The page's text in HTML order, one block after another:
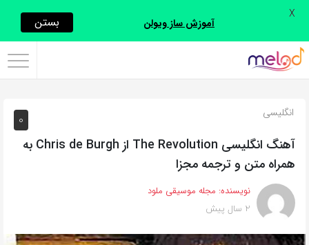
اشتراک
با
روش‌های
زیر
این
صفحه
را
0 انگلیسی
آهنگ انگلیسی The Revolution از Chris de Burgh به
همراه متن و ترجمه مجزا
نویسنده: مجله موسیقی ملود
2 سال پیش
آموزش ساز ویولن بستن X